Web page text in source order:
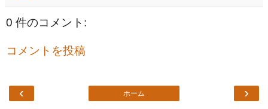
0 件のコメント:
コメントを投稿
‹ ›
ホーム